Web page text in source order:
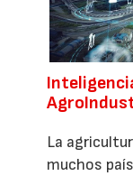
La
muchos